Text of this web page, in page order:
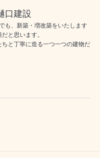
口建設
も、新築・増改築をいたします
と思います。
と丁寧に造る一つ一つの建物だ